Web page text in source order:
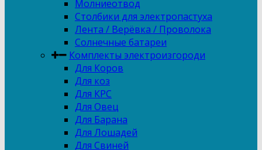
Молниеотвод
Столбики для электропастуха
Лента / Верёвка / Проволока
Солнечные батареи
Комплекты электроизгороди
Для Коров
Для коз
Для КРС
Для Овец
Для Барана
Для Лошадей
Для Свиней